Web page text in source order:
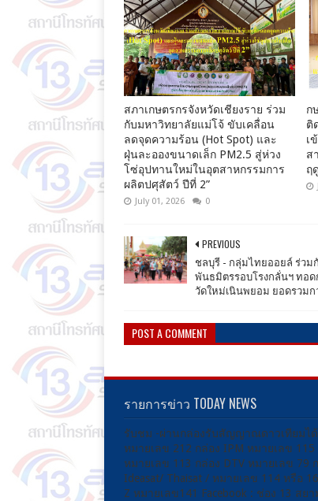
สภาเกษตรกรจังหวัดเชียงราย ร่วม
กับมหาวิทยาลัยแม่โจ้ ขับเคลื่อน
ลดจุดความร้อน (Hot Spot) และ
ฝุ่นละอองขนาดเล็ก PM2.5 สู่ห่วง
โซ่อุปทานใหม่ในอุตสาหกรรมการ
ผลิตปศุสัตว์ ปีที่ 2”
July 01, 2026 0
ก
ติ
เ
ส
ฤ
PREVIOUS
ชลบุรี - กลุ่มไทยออยล์ ร่ว
พันธมิตรรอบโรงกลั่นฯ ทอ
วัดใหม่เนินพยอม ยอดรวมก
POST A COMMENT
รายการข่าว TODAY NEWS
รับชม -ผ่านกล่องรับสัญญาณดาวเทียมได้
หมายเลข 212 กล่อง IPM หมายเลข 115
หมายเลข 113 กล่อง DTV หมายเลข 79
Ideasat/ Thaisat / หมายเลข 114 หรือ
Z หมายเลข141 Facebook : ช่อง 13 สย